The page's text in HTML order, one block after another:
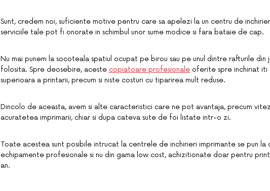
Sunt, credem noi, suficiente motive pentru care sa apelezi la un centru de
serviciile tale pot fi onorate in schimbul unor sume modice si fara bataie de cap.
Nu mai punem la socoteala spatiul ocupat pe birou sau pe unul dintre rafturile din
folosita. Spre deosebire, aceste copiatoare profesionale oferite spre inchiriat
superioara a printarii, precum si niste costuri cu tiparirea mult reduse.
Dincolo de aceasta, avem si alte caracteristici care ne pot avantaja, precum
acuratetea imprimarii, chiar si dupa cateva sute de foi listate intr-o zi.
Toate acestea sunt posibile intrucat la centrele de inchirieri imprimante se pun la
echipamente profesionale si nu din gama low cost, achizitionate doar pentru
an.